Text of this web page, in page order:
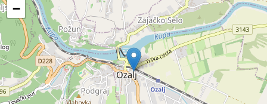
−